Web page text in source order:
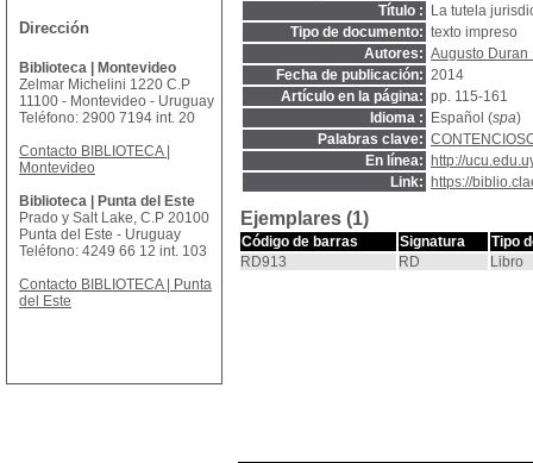
Título :
La tutela
Tipo de documento: texto impreso
Autores: Augusto Duran
Fecha de publicación: 2014
Artículo en la página: pp. 115-161
Idioma :
Español (spa)
Palabras clave:
En línea:
http://
Link:
https://
Ejemplares (1)
Código de barras Signatura
Tipo
RD913
RD Libro
Dirección
Biblioteca | Montevideo
Zelmar Michelini 1220 C.P
11100 - Montevideo - Uruguay
Teléfono: 2900 7194 int. 20
Contacto BIBLIOTECA |
Montevideo
Biblioteca | Punta del Este
Prado y Salt Lake, C.P 20100
Punta del Este - Uruguay
Teléfono: 4249 66 12 int. 103
Contacto BIBLIOTECA | Punta
del Este